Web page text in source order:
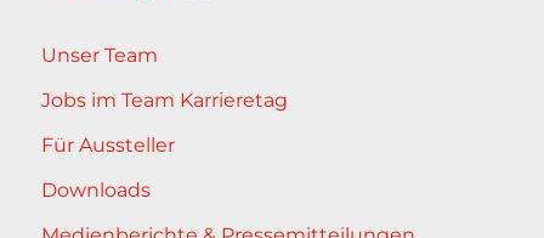
Unser Team
Jobs im Team Karrieretag
Für Aussteller
Downloads